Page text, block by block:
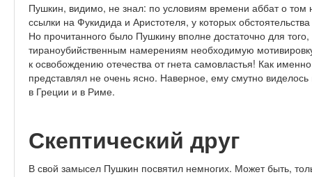
Пушкин, видимо, не знал: по условиям времени аббат о
ссылки на Фукидида и Аристотеля, у которых
Но прочитанного было Пушкину вполне достаточно для
тираноубийственным намерениям необходимую
к освобождению отечества от гнета самовластья! Как
представлял не очень ясно. Наверное, ему смутно
в Греции и в Риме.
Скептический друг
В свой замысел Пушкин посвятил немногих. Может быть,